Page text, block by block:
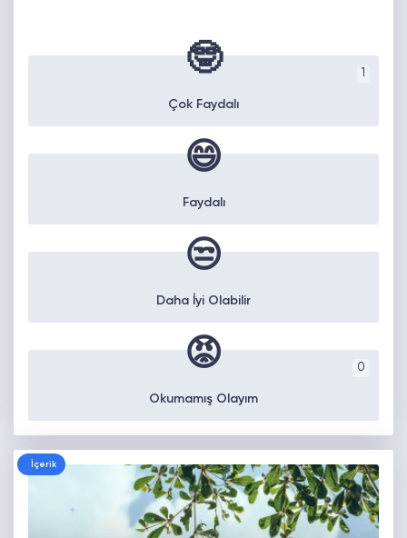
🤓
Çok Faydalı
😄
Faydalı
😒
Daha İyi Olabilir
0
😡
Okumamış Olayım
İçerik